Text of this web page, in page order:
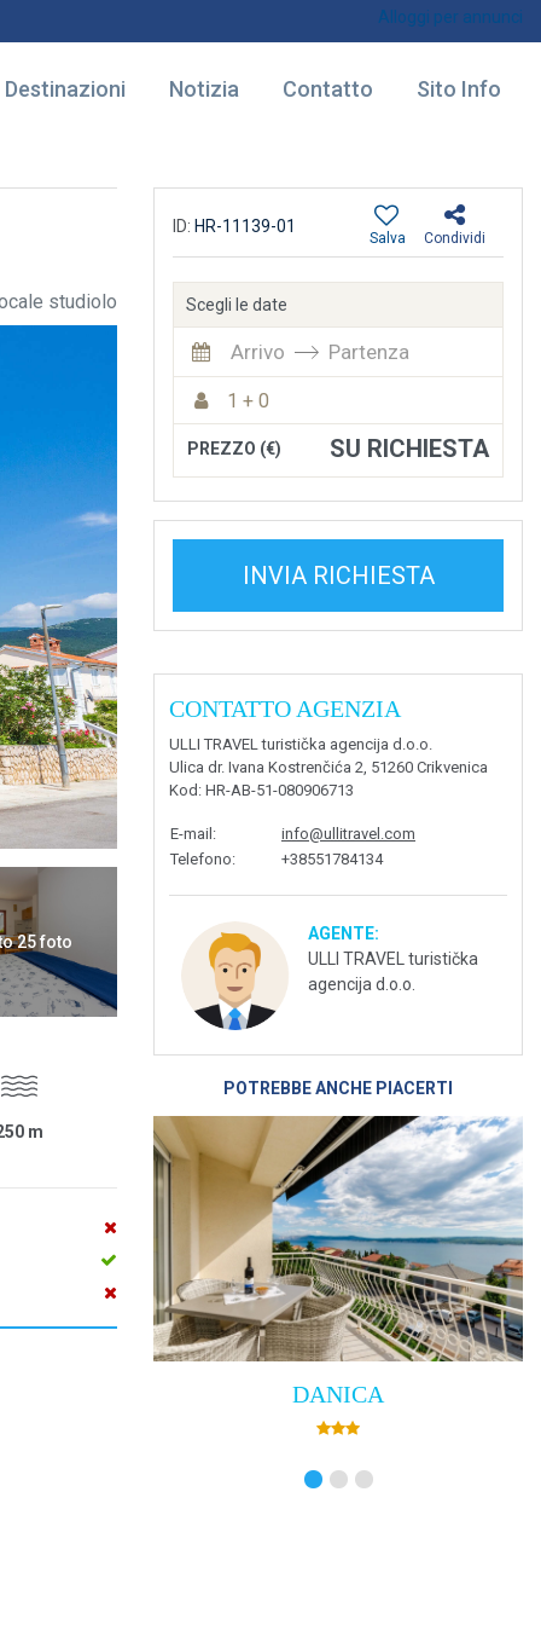
Alloggi per annunci
Destinazioni Notizia Contatto Sito Info
studiolo
25 foto
m
ID: HR-11139-01
Condividi
Salva
Scegli le date
Arrivo Partenza
1 + 0
PREZZO (€) SU RICHIESTA
INVIA RICHIESTA
CONTATTO AGENZIA
ULLI TRAVEL turistička agencija d.o.o.
Ulica dr. Ivana Kostrenčića 2, 51260 Crikvenica
Kod : HR-AB-51-080906713
E-mail :
info@ullitravel.com
Telefono: +38551784134
AGENTE:
ULLI TRAVEL turistička
agencija d.o.o.
POTREBBE ANCHE PIACERTI
DANICA